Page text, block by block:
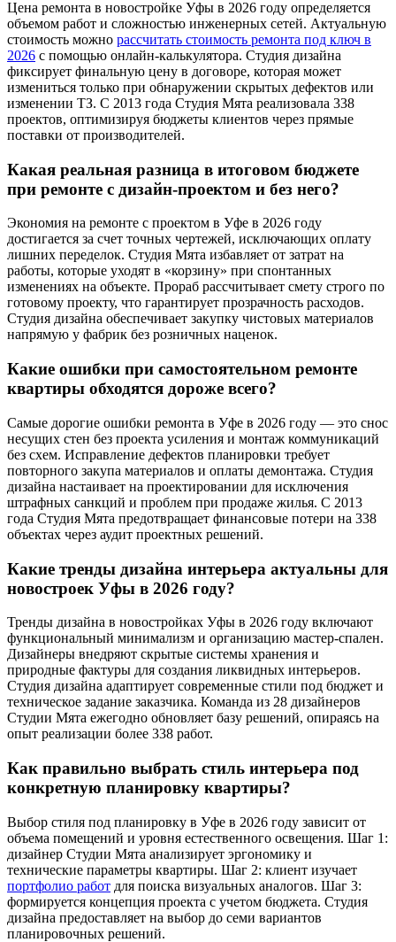
Цена ремонта в новостройке Уфы в 2026 году определяется
объемом работ и сложностью инженерных сетей. Актуальную
стоимость можно рассчитать стоимость ремонта под ключ в
2026 с помощью онлайн-калькулятора. Студия дизайна
фиксирует финальную цену в договоре, которая может
измениться только при обнаружении скрытых дефектов или
изменении ТЗ. С 2013 года Студия Мята реализовала 338
проектов, оптимизируя бюджеты клиентов через прямые
поставки от производителей.
Какая реальная разница в итоговом бюджете
при ремонте с дизайн-проектом и без него?
Экономия на ремонте с проектом в Уфе в 2026 году
достигается за счет точных чертежей, исключающих оплату
лишних переделок. Студия Мята избавляет от затрат на
работы, которые уходят в «корзину» при спонтанных
изменениях на объекте. Прораб рассчитывает смету строго по
готовому проекту, что гарантирует прозрачность расходов.
Студия дизайна обеспечивает закупку чистовых материалов
напрямую у фабрик без розничных наценок.
Какие ошибки при самостоятельном ремонте
квартиры обходятся дороже всего?
Самые дорогие ошибки ремонта в Уфе в 2026 году — это снос
несущих стен без проекта усиления и монтаж коммуникаций
без схем. Исправление дефектов планировки требует
повторного закупа материалов и оплаты демонтажа. Студия
дизайна настаивает на проектировании для исключения
штрафных санкций и проблем при продаже жилья. С 2013
года Студия Мята предотвращает финансовые потери на 338
объектах через аудит проектных решений.
Какие тренды дизайна интерьера актуальны для
новостроек Уфы в 2026 году?
Тренды дизайна в новостройках Уфы в 2026 году включают
функциональный минимализм и организацию мастер-спален.
Дизайнеры внедряют скрытые системы хранения и
природные фактуры для создания ликвидных интерьеров.
Студия дизайна адаптирует современные стили под бюджет и
техническое задание заказчика. Команда из 28 дизайнеров
Студии Мята ежегодно обновляет базу решений, опираясь на
опыт реализации более 338 работ.
Как правильно выбрать стиль интерьера под
конкретную планировку квартиры?
Выбор стиля под планировку в Уфе в 2026 году зависит от
объема помещений и уровня естественного освещения. Шаг 1:
дизайнер Студии Мята анализирует эргономику и
технические параметры квартиры. Шаг 2: клиент изучает
портфолио работ для поиска визуальных аналогов. Шаг 3:
формируется концепция проекта с учетом бюджета. Студия
дизайна предоставляет на выбор до семи вариантов
планировочных решений.